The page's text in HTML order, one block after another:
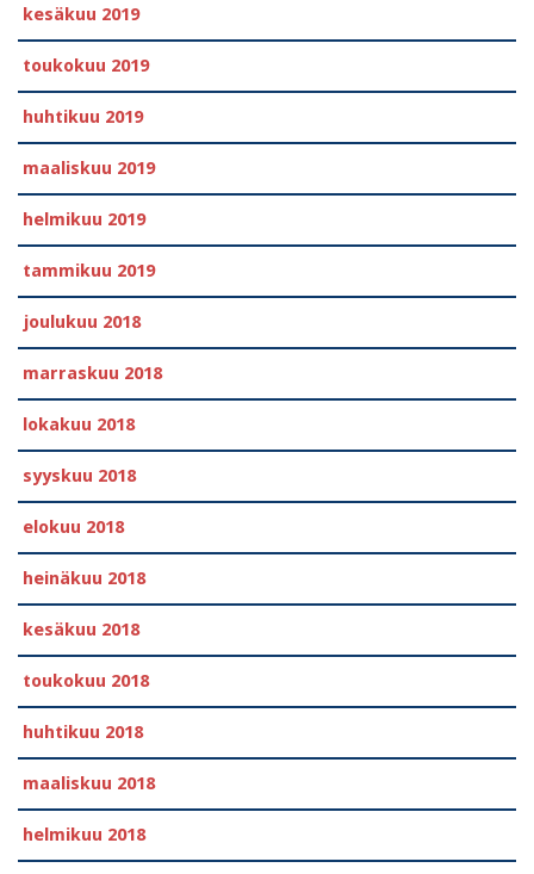
kesäkuu 2019
toukokuu 2019
huhtikuu 2019
maaliskuu 2019
helmikuu 2019
tammikuu 2019
joulukuu 2018
marraskuu 2018
lokakuu 2018
syyskuu 2018
elokuu 2018
heinäkuu 2018
kesäkuu 2018
toukokuu 2018
huhtikuu 2018
maaliskuu 2018
helmikuu 2018